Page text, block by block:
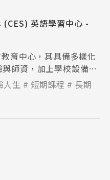
英語學習中心 -
育中心，其具備多樣化
師資，加上學校設備新
環境下學習。
人生 短期課程
長期